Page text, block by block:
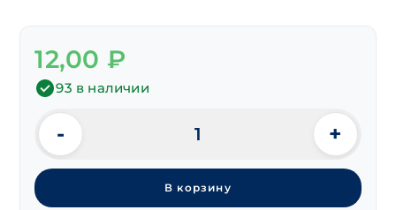
12,00 ₽
93 в наличии
Количество
товара
Дюбель
для
- +
В корзину